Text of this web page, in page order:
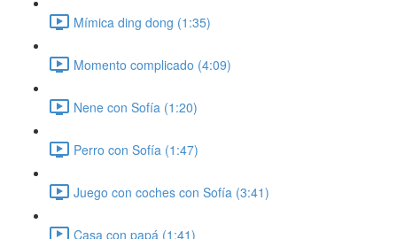
Mímica ding dong (1:35)
Momento complicado (4:09)
Nene con Sofía (1:20)
Perro con Sofía (1:47)
Juego con coches con Sofía (3:41)
Casa con papá (1:41)